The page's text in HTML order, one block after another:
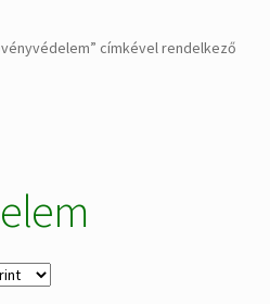
menu
címkével rendelkező